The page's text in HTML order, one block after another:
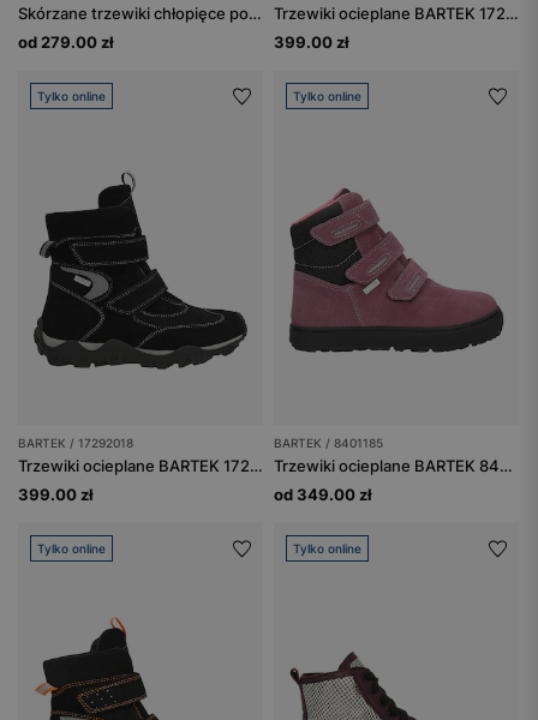
Skórzane trzewiki chłopięce ponad kostkę BARTEK 86317-73
od 279.00 zł
Trzewiki ocieplane BARTEK 17292020, czarno-niebieskie
399.00 zł
Tylko online
BARTEK / 17292018
Trzewiki ocieplane BARTEK 17292018, czarno-szary
399.00 zł
Tylko online
BARTEK / 8401185
Trzewiki ocieplane BARTEK 84011-85, dla dziewcząt, różowo-czarne
od 349.00 zł
Tylko online Tylko online